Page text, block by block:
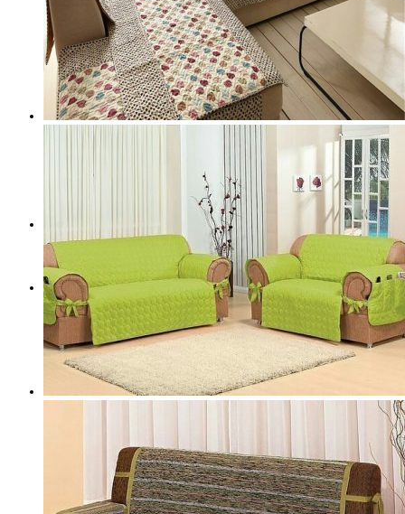
чехлы для мебели
текстиль для ресторанов
Контакты
О Салоне
Cоветы